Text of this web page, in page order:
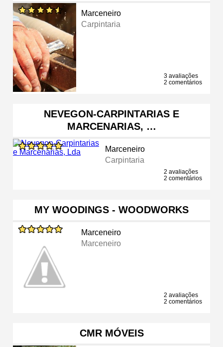
Marceneiro
Carpintaria
3 avaliações
2 comentários
NEVEGON-CARPINTARIAS E
MARCENARIAS, …
Marceneiro
Carpintaria
2 avaliações
2 comentários
MY WOODINGS - WOODWORKS
Marceneiro
Marceneiro
2 avaliações
2 comentários
CMR MÓVEIS